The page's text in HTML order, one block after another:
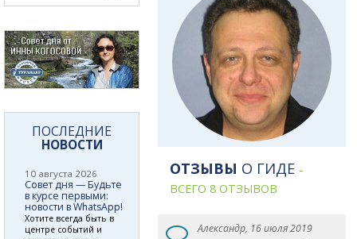
ОТЗЫВЫ О ГИДЕ -
ВСЕГО 8 ОТЗЫВОВ
Александр, 16 июля 2019
ПОСЛЕДНИЕ
НОВОСТИ
10 августа 2026
Совет дня — Будьте
в курсе первыми:
новости в WhatsApp!
Хотите всегда быть в
центре событий и